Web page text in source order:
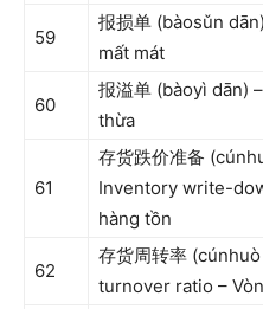
59
报损单 (bàosǔn
mất mát
60
报溢单 (bàoyì dān)
thừa
61
存货跌价准备
Inventory write-
hàng tồn
62
存货周转率
turnover ratio –